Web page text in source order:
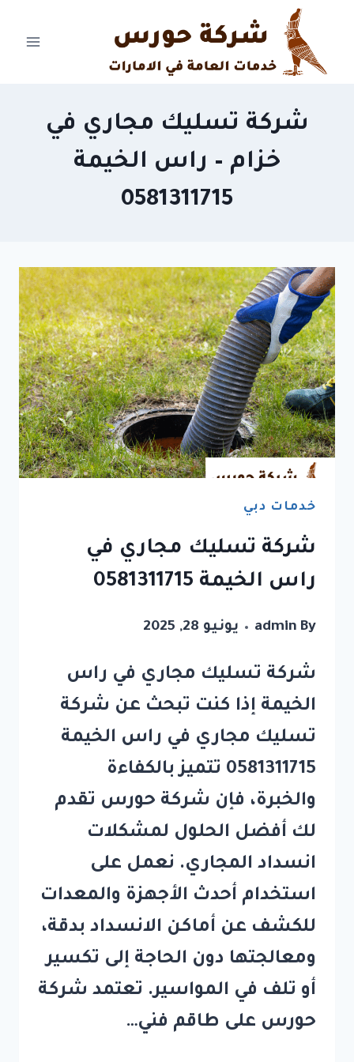
content
شركة تسليك مجاري في
خزام – راس الخيمة
0581311715
خدمات دبي
شركة تسليك مجاري في
راس الخيمة 0581311715
By
admin يونيو 28, 2025
شركة تسليك مجاري في راس
الخيمة إذا كنت تبحث عن شركة
تسليك مجاري في راس الخيمة
0581311715 تتميز بالكفاءة
والخبرة، فإن شركة حورس تقدم
لك أفضل الحلول لمشكلات
انسداد المجاري. نعمل على
استخدام أحدث الأجهزة والمعدات
للكشف عن أماكن الانسداد بدقة،
ومعالجتها دون الحاجة إلى تكسير
أو تلف في المواسير. تعتمد شركة
حورس على طاقم فني…